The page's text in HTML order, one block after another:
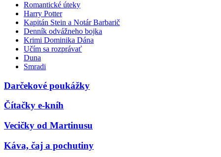
Romantické úteky
Harry Potter
Kapitán Stein a Notár Barbarič
Denník odvážneho bojka
Krimi Dominika Dána
Učím sa rozprávať
Duna
Smradi
Darčekové poukážky
Čítačky e-kníh
Vecičky od Martinusu
Káva, čaj a pochutiny